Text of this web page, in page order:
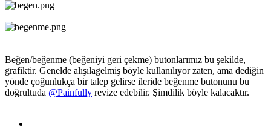
Beğen/beğenme (beğeniyi geri çekme) butonlarımız bu şekilde,
grafiktir. Genelde alışılagelmiş böyle kullanılıyor zaten, ama dediğin
yönde çoğunlukça bir talep gelirse ileride beğenme butonunu bu
doğrultuda @Painfully revize edebilir. Şimdilik böyle kalacaktır.